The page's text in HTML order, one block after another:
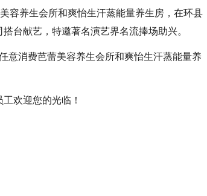
容养生会所和爽怡生汗蒸能量养生房，在环县
台献艺，特邀著名演艺界名流捧场助兴。
意消费芭蕾美容养生会所和爽怡生汗蒸能量养
欢迎您的光临！